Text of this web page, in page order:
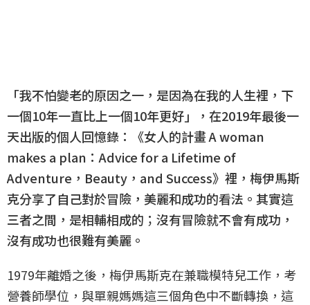
「我不怕變老的原因之一，是因為在我的人生裡，下
一個10年一直比上一個10年更好」，在2019年最後一
天出版的個人回憶錄：《女人的計畫 A woman
makes a plan：Advice for a Lifetime of
Adventure，Beauty，and Success》裡，梅伊馬斯
克分享了自己對於冒險，美麗和成功的看法。其實這
三者之間，是相輔相成的；沒有冒險就不會有成功，
沒有成功也很難有美麗。
1979年離婚之後，梅伊馬斯克在兼職模特兒工作，考
營養師學位，與單親媽媽這三個角色中不斷轉換，這